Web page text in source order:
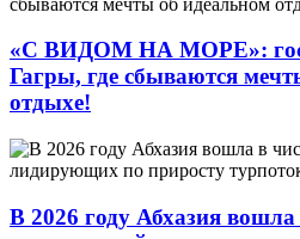
«С ВИДОМ НА МОРЕ»:
Гагры, где сбываются
отдыхе!
В 2026 году Абхазия вошла